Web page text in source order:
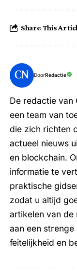
Share This
DoorRedactie
De redactie van
een team van
die zich richten
actueel nieuws
en blockchain.
informatie te
praktische
zodat u altijd
artikelen van
aan een
feitelijkheid en